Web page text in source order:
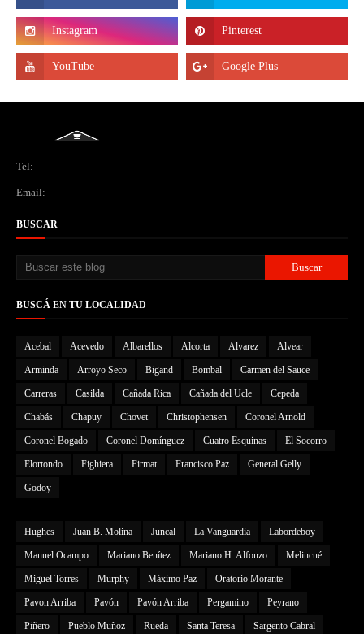
Tel:
Email:
BUSCAR
BUSCÁ EN TU LOCALIDAD
Acebal Acevedo Albarellos Alcorta Alvarez Alvear
Arminda Arroyo Seco Bigand Bombal Carmen del Sauce
Carreras Casilda Cañada Rica Cañada del Ucle Cepeda
Chabás Chapuy Chovet Christophensen Coronel Arnold
Coronel Bogado Coronel Domínguez Cuatro Esquinas El Socorro
Elortondo Fighiera Firmat Francisco Paz General Gelly
Godoy
Hughes Juan B. Molina Juncal La Vanguardia Labordeboy
Manuel Ocampo Mariano Benítez Mariano H. Alfonzo Melincué
Miguel Torres Murphy Máximo Paz Oratorio Morante
Pavon Arriba Pavón Pavón Arriba Pergamino Peyrano
Piñero Pueblo Muñoz Rueda Santa Teresa Sargento Cabral